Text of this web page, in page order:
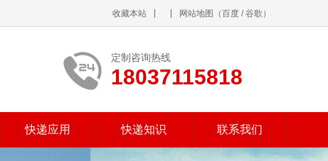
收藏本站 网站地图 （百度 /谷歌 ）
定制咨询热线
18037115818
快递应用 快递知识 联系我们